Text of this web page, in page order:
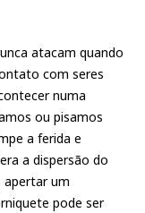
atacam quando
com seres
numa
ou pisamos
a ferida e
a dispersão do
um
pode ser